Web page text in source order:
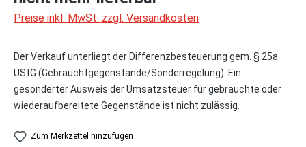
Preise inkl. MwSt. zzgl. Versandkosten
Der Verkauf unterliegt der Differenzbesteuerung gem. § 25a
UStG (Gebrauchtgegenstände/Sonderregelung). Ein
gesonderter Ausweis der Umsatzsteuer für gebrauchte oder
wiederaufbereitete Gegenstände ist nicht zulässig.
Zum Merkzettel hinzufügen